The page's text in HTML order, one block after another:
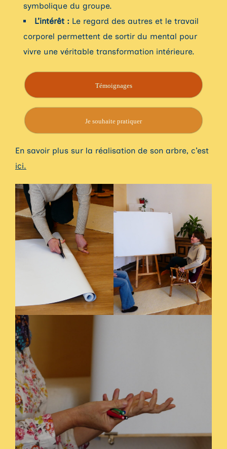
symbolique du groupe.
L’intérêt : Le regard des autres et le travail
corporel permettent de sortir du mental pour
vivre une véritable transformation intérieure.
Témoignages
Je souhaite pratiquer
En savoir plus sur la réalisation de son arbre, c’est
ici.